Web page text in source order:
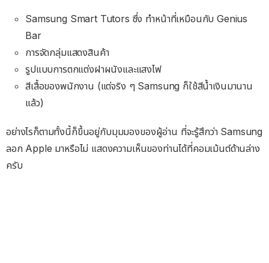
Samsung Smart Tutors ซึ่ง ทำหน้าที่เหมือนกับ Genius
Bar
การจัดกลุ่มแสดงสินค้า
รูปแบบการตกแต่งฝาผนังและแสงไฟ
สีเสื้อของพนักงาน (แต่จริง ๆ Samsung ก็ใช้สีน้ำเงินมานาน
แล้ว)
อย่างไรก็ตามทั้งนี้ก็ขึ้นอยู่กับมุมมองของผู้อ่าน ที่จะรู้สึกว่า Samsung
ลอก Apple มาหรือไม่ แสดงความเห็นของท่านได้ที่คอมเม้นต์ด้านล่าง
ครับ